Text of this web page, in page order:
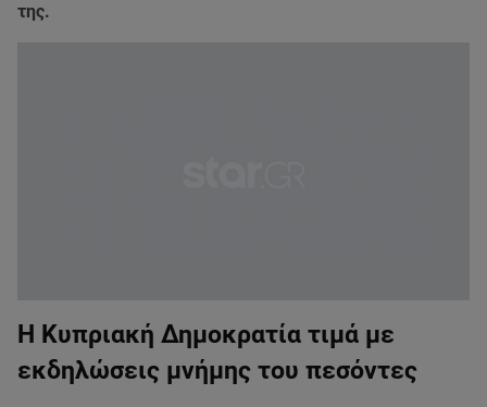
της.
Η Κυπριακή Δημοκρατία τιμά με
εκδηλώσεις μνήμης του πεσόντες